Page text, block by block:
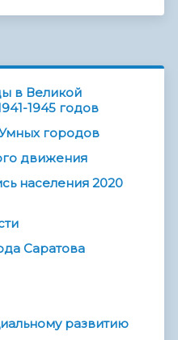
в Великой
1945 годов
городов
движения
населения 2020
Саратова
развитию